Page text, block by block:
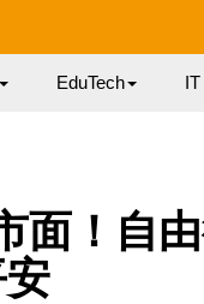
EduTech
面！自